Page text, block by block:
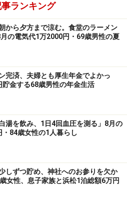
時のものです。現在とはサー
なることがございます
内容の正確性を保証するもの
す。最新の内容をご確認くださ
供を目的としており、特定の金融
ではありません。
的なご判断はご自身の責任において
いては十分に配慮しております
はなく、これに基づく損失・損害
を負いません。
必ず各金融機関やサービス提供者
。
ランキング
から夕方まで涼む。食堂のラーメン
の電気代1万2000円・69歳男性の夏
完済、夫婦とも厚生年金でよかっ
貯金する68歳男性の年金生活
湯を飲み、1日4回血圧を測る」8月の
・84歳女性の1人暮らし
しずつ貯め、神社へのお参りを欠か
女性、息子家族と浜松1泊総額6万円